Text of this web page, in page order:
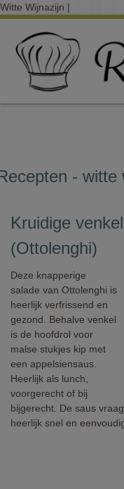
Witte Wijnazijn |
- witte
Kruidige
(Ottolenghi)
Deze knapperige
salade van Ottolenghi is
heerlijk verfrissend en
gezond. Behalve venkel
is de hoofdrol voor
malse stukjes kip met
een appelsiensaus.
Heerlijk als lunch,
voorgerecht of bij
bijgerecht. De saus
heerlijk snel en